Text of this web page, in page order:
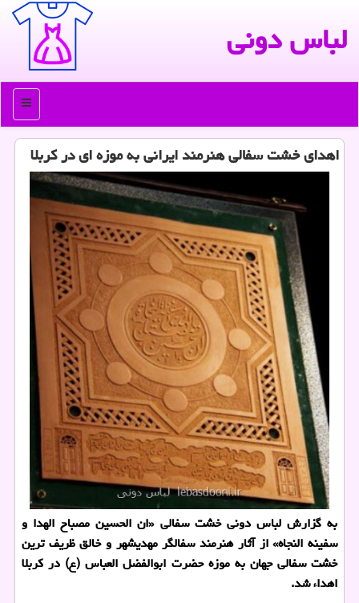
لباس دونی
منو
اهدای خشت سفالی هنرمند ایرانی به موزه ای در كربلا
به گزارش لباس دونی خشت سفالی «ان الحسین مصباح الهدا و
سفینه النجاه» از آثار هنرمند سفالگر مهدیشهر و خالق ظریف ترین
خشت سفالی جهان به موزه حضرت ابوالفضل العباس (ع) در كربلا
اهداء شد.